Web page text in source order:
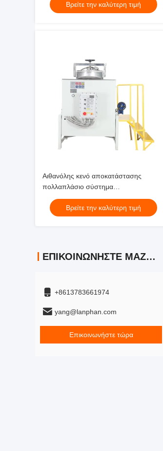
Βρείτε την καλύτερη τιμή
Αιθανόλης κενό αποκατάστασης
πολλαπλάσιο σύστημα
αποκατάστασης εξάτμισης λειτουργιών
διαλυτικόΒρείτε την καλύτερη τιμή
ΕΠΙΚΟΙΝΩΝΉΣΤΕ ΜΑΖΊ ΜΑΣ
+8613783661974
yang@lanphan.com
Επικοινωνήστε τώρα